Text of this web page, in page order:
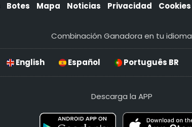
Botes Mapa Noticias Privacidad Cookies
Combinación Ganadora en tu idioma
English Español Português BR
Descarga la APP